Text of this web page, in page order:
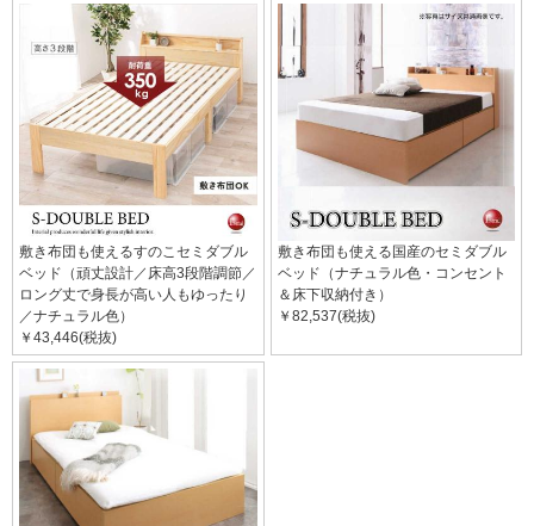
敷き布団も使えるすのこセミダブル
ベッド（頑丈設計／床高3段階調節／
ロング丈で身長が高い人もゆったり
／ナチュラル色）
￥43,446(税抜)
敷き布団も使える国産のセミダブル
ベッド（ナチュラル色・コンセント
＆床下収納付き）
￥82,537(税抜)